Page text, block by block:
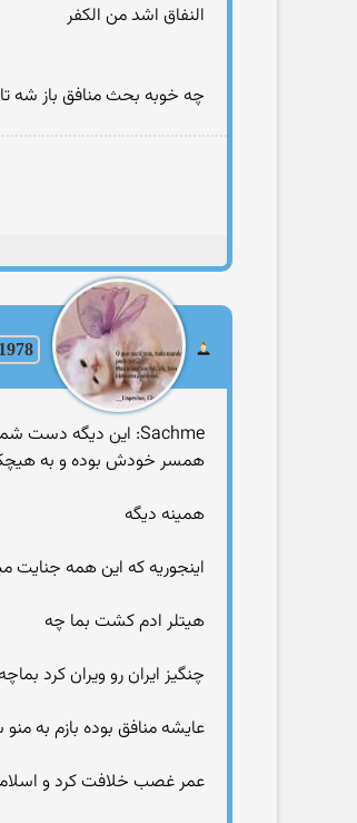
النفاق اشد من الکفر
چه خوبه بحث منافق باز شه تا
Sachme: این دیگه دست شما نیست اگر هم عایشه در محضر رسول شرمنده بشود که نمی شود شما این وسط چیکاره ای؟
همسر خودش بوده و به
همینه دیگه
اینجوریه که این همه جنایت
هیتلر ادم کشت بما چه
چنگیز ایران رو ویران کرد
عایشه منافق بوده بازم به
عمر غصب خلافت کرد و اسلام